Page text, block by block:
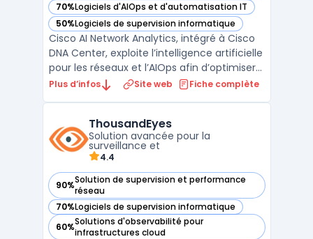
70%Logiciels d'AIOps et d'automatisation IT
— voir Cisco AI Network Analytics dans cette catégorie
50%Logiciels de supervision informatique
— voir Cisco AI Network Analytics dans cette catégorie
Cisco AI Network Analytics, intégré à Cisco
DNA Center, exploite l’intelligence artificielle
pour les réseaux et l’AIOps afin d’optimiser
la supervision des infrastructures
réseau, cette solution identifie les
problèmes e ...
Plus d’infos Site web Fiche complète
ThousandEyes
Solution avancée pour la
surveillance et
4.4
90%Solution de supervision et performance
réseau
— voir ThousandEyes dans cette catégorie
70%Logiciels de supervision informatique
— voir ThousandEyes dans cette catégorie
60%Solutions d'observabilité pour
infrastructures cloud
— voir ThousandEyes dans cette catégorie